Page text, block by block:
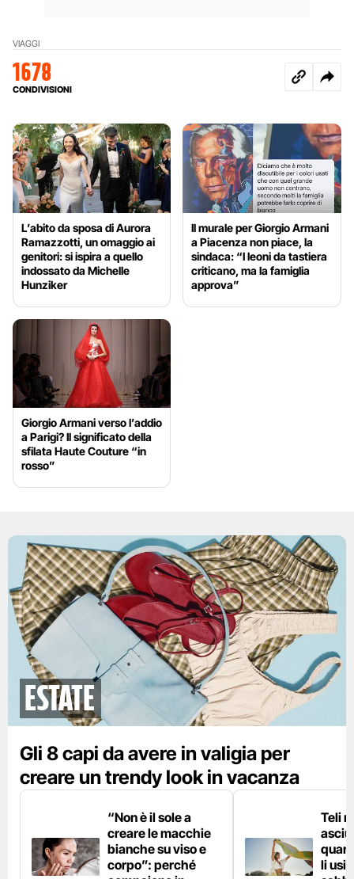
VIAGGI
1678
CONDIVISIONI
L’abito da sposa di Aurora
Ramazzotti, un omaggio ai
genitori: si ispira a quello
indossato da Michelle
Hunziker
Il murale per Giorgio Armani
a Piacenza non piace, la
sindaca: “I leoni da tastiera
criticano, ma la famiglia
approva”
Giorgio Armani verso l’addio
a Parigi? Il significato della
sfilata Haute Couture “in
rosso”
Estate
Gli 8 capi da avere in valigia per
creare un trendy look in vacanza
“Non è il sole a
creare le macchie
bianche su viso e
corpo”: perché
Teli
li